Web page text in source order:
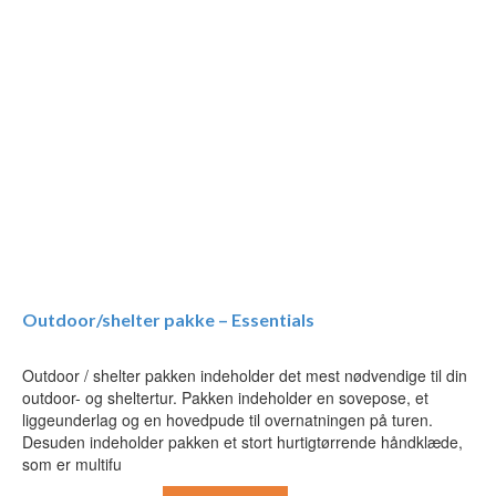
Outdoor/shelter pakke – Essentials
Outdoor / shelter pakken indeholder det mest nødvendige til din
outdoor- og sheltertur. Pakken indeholder en sovepose, et
liggeunderlag og en hovedpude til overnatningen på turen.
Desuden indeholder pakken et stort hurtigtørrende håndklæde,
som er multifu